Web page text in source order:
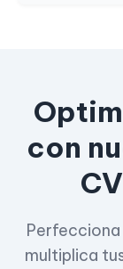
con
multiplica